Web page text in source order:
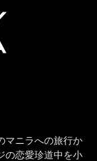
マニラへの旅行か
の恋愛珍道中を小